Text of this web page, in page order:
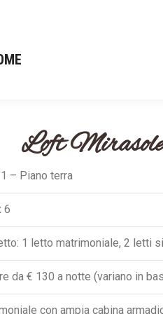
Loft
– Piano terra
6
1 letto matrimoniale, 2 letti
da € 130 a notte (variano in
con ampia cabina